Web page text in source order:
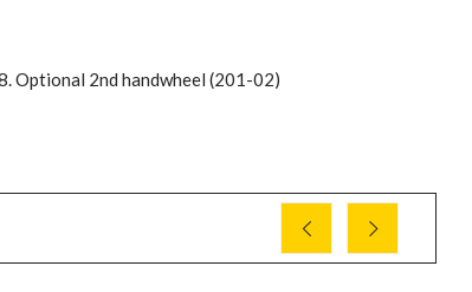
Optional 2nd handwheel (201-02)